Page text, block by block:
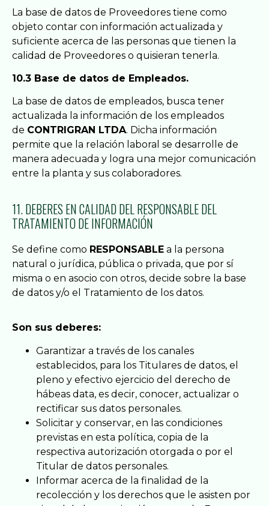
La base de datos de Proveedores tiene como
objeto contar con información actualizada y
suficiente acerca de las personas que tienen la
calidad de Proveedores o quisieran tenerla.
10.3 Base de datos de Empleados.
La base de datos de empleados, busca tener
actualizada la información de los empleados
de CONTRIGRAN LTDA. Dicha información
permite que la relación laboral se desarrolle de
manera adecuada y logra una mejor comunicación
entre la planta y sus colaboradores.
11. DEBERES EN CALIDAD DEL RESPONSABLE DEL
TRATAMIENTO DE INFORMACIÓN
Se define como RESPONSABLE a la persona
natural o jurídica, pública o privada, que por sí
misma o en asocio con otros, decide sobre la base
de datos y/o el Tratamiento de los datos.
Son sus deberes:
Garantizar a través de los canales
establecidos, para los Titulares de datos, el
pleno y efectivo ejercicio del derecho de
hábeas data, es decir, conocer, actualizar o
rectificar sus datos personales.
Solicitar y conservar, en las condiciones
previstas en esta política, copia de la
respectiva autorización otorgada o por el
Titular de datos personales.
Informar acerca de la finalidad de la
recolección y los derechos que le asisten por